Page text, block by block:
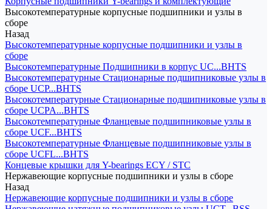
Высокотемпературные корпусные подшипники и узлы в
сборе
Назад
Высокотемпературные корпусные подшипники и узлы в
сборе
Высокотемпературные Подшипники в корпус UC...BHTS
Высокотемпературные Стационарные подшипниковые узлы в
сборе UCP...BHTS
Высокотемпературные Стационарные подшипниковые узлы в
сборе UCPA...BHTS
Высокотемпературные Фланцевые подшипниковые узлы в
сборе UCF...BHTS
Высокотемпературные Фланцевые подшипниковые узлы в
сборе UCFL...BHTS
Концевые крышки для Y-bearings ECY / STC
Нержавеющие корпусные подшипники и узлы в сборе
Назад
Нержавеющие корпусные подшипники и узлы в сборе